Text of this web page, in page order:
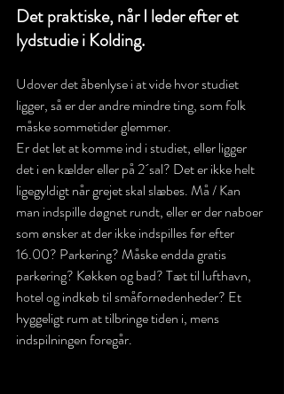
Det praktiske, når I leder efter et
lydstudie i Kolding.
Udover det åbenlyse i at vide hvor studiet
ligger, så er der andre mindre ting, som folk
måske sommetider glemmer.
Er det let at komme ind i studiet, eller ligger
det i en kælder eller på 2´sal? Det er ikke helt
ligegyldigt når grejet skal slæbes. Må / Kan
man indspille døgnet rundt, eller er der naboer
som ønsker at der ikke indspilles før efter
16.00? Parkering? Måske endda gratis
parkering? Køkken og bad? Tæt til lufthavn,
hotel og indkøb til småfornødenheder? Et
hyggeligt rum at tilbringe tiden i, mens
indspilningen foregår.